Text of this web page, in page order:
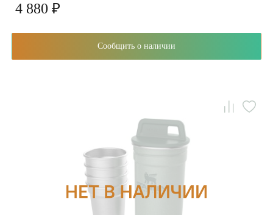
4 880 ₽
Сообщить о наличии